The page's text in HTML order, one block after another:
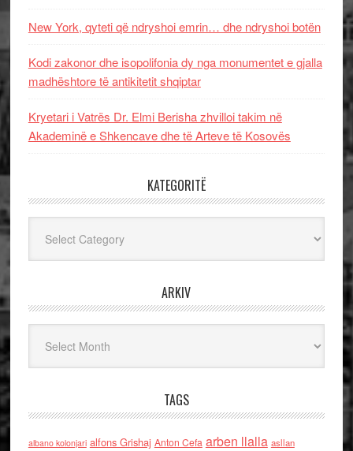
New York, qyteti që ndryshoi emrin… dhe ndryshoi botën
Kodi zakonor dhe isopolifonia dy nga monumentet e gjalla
madhështore të antikitetit shqiptar
Kryetari i Vatrës Dr. Elmi Berisha zhvilloi takim në
Akademinë e Shkencave dhe të Arteve të Kosovës
KATEGORITË
ARKIV
TAGS
albano kolonjari alfons Grishaj Anton Cefa arben llalla asllan